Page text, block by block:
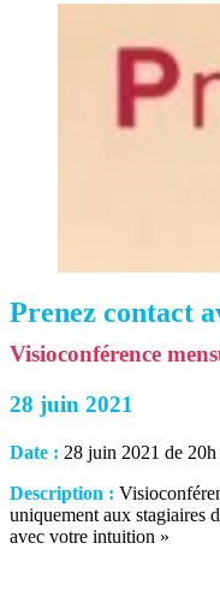
Prenez contact
Visioconférence
28 juin 2021
Date : 28 juin 2021 de 20h
Description :
uniquement aux stagiaires
avec votre intuition »